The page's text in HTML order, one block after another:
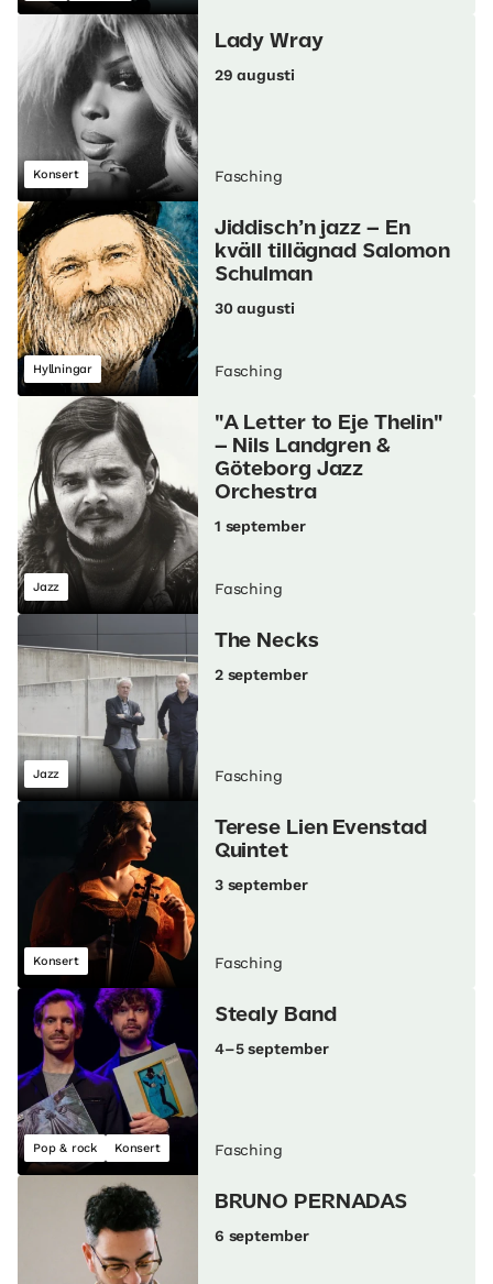
Konsert
Lady Wray
29 augusti
Fasching
Hyllningar
Jiddisch’n jazz – En
kväll tillägnad Salomon
Schulman
30 augusti
Fasching
Jazz
"A Letter to Eje Thelin"
– Nils Landgren &
Göteborg Jazz
Orchestra
1 september
Fasching
Jazz
The Necks
2 september
Fasching
Konsert
Terese Lien Evenstad
Quintet
3 september
Fasching
Pop & rock Konsert
Stealy Band
4–5 september
Fasching
BRUNO PERNADAS
6 september